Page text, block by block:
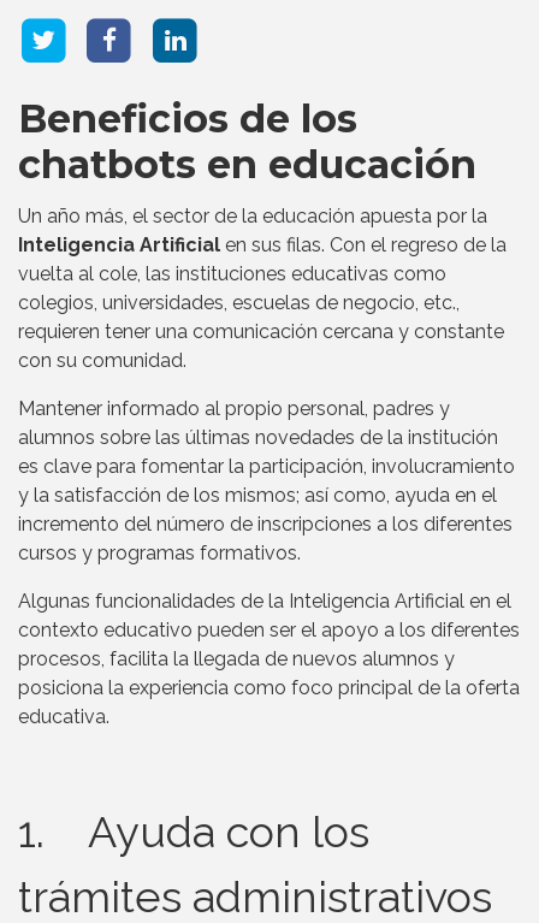
Beneficios de los
chatbots en educación
Un año más, el sector de la educación apuesta por la
Inteligencia Artificial en sus filas. Con el regreso de la
vuelta al cole, las instituciones educativas como
colegios, universidades, escuelas de negocio, etc.,
requieren tener una comunicación cercana y constante
con su comunidad.
Mantener informado al propio personal, padres y
alumnos sobre las últimas novedades de la institución
es clave para fomentar la participación, involucramiento
y la satisfacción de los mismos; así como, ayuda en el
incremento del número de inscripciones a los diferentes
cursos y programas formativos.
Algunas funcionalidades de la Inteligencia Artificial en el
contexto educativo pueden ser el apoyo a los diferentes
procesos, facilita la llegada de nuevos alumnos y
posiciona la experiencia como foco principal de la oferta
educativa.
1. Ayuda con los
trámites administrativos